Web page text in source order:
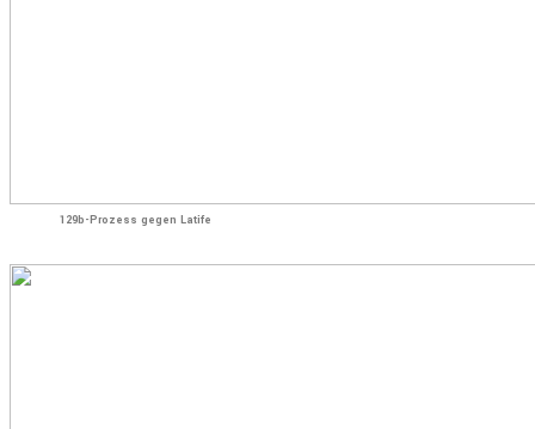
129b-Prozess gegen Latife